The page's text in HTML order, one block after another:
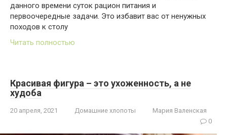
данного времени суток рацион питания и
первоочередные задачи. Это избавит вас от ненужных
походов к столу
Читать полностью
Красивая фигура – это ухоженность, а не
худоба
20 апреля, 2021 Домашние хлопоты
Мария Валенская
0